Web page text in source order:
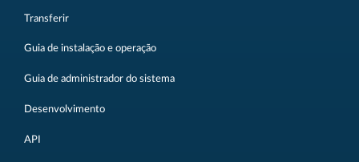
Transferir
Guia de instalação e operação
Guia de administrador do sistema
Desenvolvimento
API